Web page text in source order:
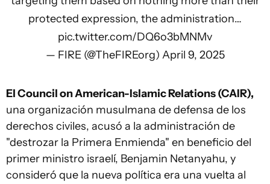
protected expression, the administration…
pic.twitter.com/DQ6o3bMNMv
— FIRE (@TheFIREorg) April 9, 2025
El Council on American-Islamic Relations (CAIR),
una organización musulmana de defensa de los
derechos civiles, acusó a la administración de
"destrozar la Primera Enmienda" en beneficio del
primer ministro israelí, Benjamin Netanyahu, y
consideró que la nueva política era una vuelta al